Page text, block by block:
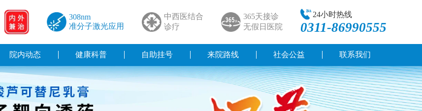
308nm
准分子激光应用
中西医结合
诊疗
365天接诊
无假日医院
24小时热线
0311-86990555
院内动态 健康科普 自助挂号 来院路线 社会公益 联系我们